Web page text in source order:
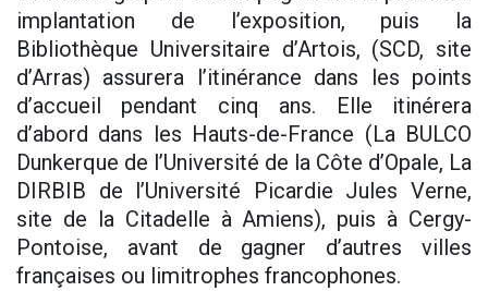
implantation de l’exposition, puis la
Bibliothèque Universitaire d’Artois, (SCD, site
d’Arras) assurera l’itinérance dans les points
d’accueil pendant cinq ans. Elle itinérera
d’abord dans les Hauts-de-France (La BULCO
Dunkerque de l’Université de la Côte d’Opale, La
DIRBIB de l’Université Picardie Jules Verne,
site de la Citadelle à Amiens), puis à Cergy-
Pontoise, avant de gagner d’autres villes
françaises ou limitrophes francophones.